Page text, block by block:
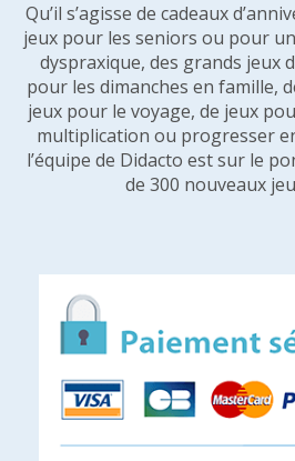
Qu’il s’agisse de cadeaux
jeux pour les seniors ou pour
dyspraxique, des grands jeux
pour les dimanches en famille,
jeux pour le voyage, de jeux
multiplication ou progresser
l’équipe de Didacto est sur le
de 300 nouveaux